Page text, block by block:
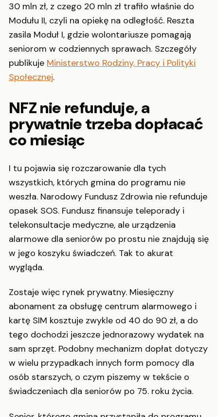
30 mln zł, z czego 20 mln zł trafiło właśnie do
Modułu II, czyli na opiekę na odległość. Reszta
zasila Moduł I, gdzie wolontariusze pomagają
seniorom w codziennych sprawach. Szczegóły
publikuje Ministerstwo Rodziny, Pracy i Polityki
Społecznej.
NFZ nie refunduje, a
prywatnie trzeba dopłacać
co miesiąc
I tu pojawia się rozczarowanie dla tych
wszystkich, których gmina do programu nie
weszła. Narodowy Fundusz Zdrowia nie refunduje
opasek SOS. Fundusz finansuje teleporady i
telekonsultacje medyczne, ale urządzenia
alarmowe dla seniorów po prostu nie znajdują się
w jego koszyku świadczeń. Tak to akurat
wygląda.
Zostaje więc rynek prywatny. Miesięczny
abonament za obsługę centrum alarmowego i
kartę SIM kosztuje zwykle od 40 do 90 zł, a do
tego dochodzi jeszcze jednorazowy wydatek na
sam sprzęt. Podobny mechanizm dopłat dotyczy
w wielu przypadkach innych form pomocy dla
osób starszych, o czym piszemy w tekście o
świadczeniach dla seniorów po 75. roku życia.